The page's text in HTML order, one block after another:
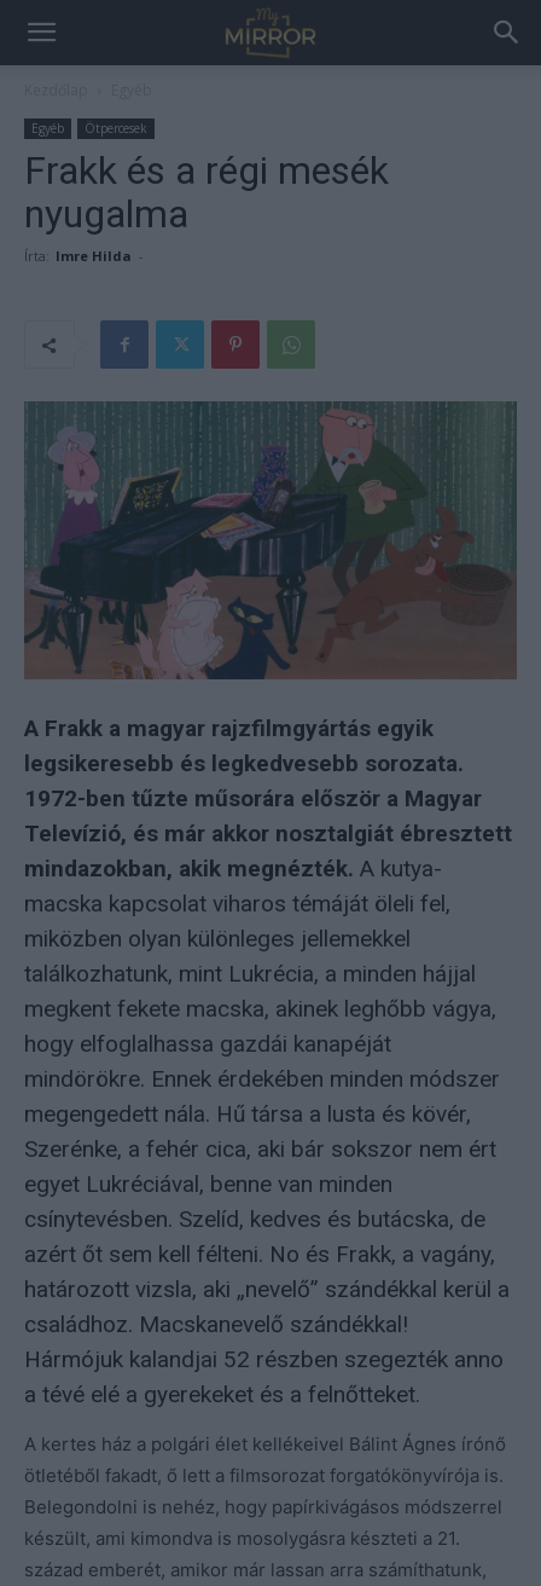
Egyéb Ötpercesek
Frakk és a régi mesék
nyugalma
Írta: Imre Hilda -
A Frakk a magyar rajzfilmgyártás egyik
legsikeresebb és legkedvesebb sorozata.
1972-ben tűzte műsorára először a Magyar
Televízió, és már akkor nosztalgiát ébresztett
mindazokban, akik megnézték. A kutya-
macska kapcsolat viharos témáját öleli fel,
miközben olyan különleges jellemekkel
találkozhatunk, mint Lukrécia, a minden hájjal
megkent fekete macska, akinek leghőbb vágya,
hogy elfoglalhassa gazdái kanapéját
mindörökre. Ennek érdekében minden módszer
megengedett nála. Hű társa a lusta és kövér,
Szerénke, a fehér cica, aki bár sokszor nem ért
egyet Lukréciával, benne van minden
csínytevésben. Szelíd, kedves és butácska, de
azért őt sem kell félteni. No és Frakk, a vagány,
határozott vizsla, aki „nevelő” szándékkal kerül a
családhoz. Macskanevelő szándékkal!
Hármójuk kalandjai 52 részben szegezték anno
a tévé elé a gyerekeket és a felnőtteket.
A kertes ház a polgári élet kellékeivel Bálint Ágnes írónő
ötletéből fakadt, ő lett a filmsorozat forgatókönyvírója is.
Belegondolni is nehéz, hogy papírkivágásos módszerrel
készült, ami kimondva is mosolygásra készteti a 21.
század emberét, amikor már lassan arra számíthatunk,